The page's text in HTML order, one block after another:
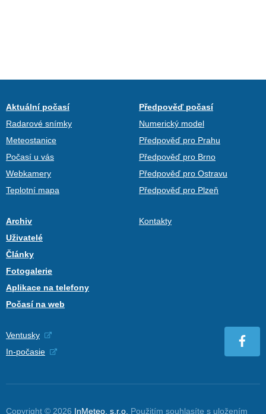
Aktuální počasí
Radarové snímky
Meteostanice
Počasí u vás
Webkamery
Teplotní mapa
Předpověď počasí
Numerický model
Předpověď pro Prahu
Předpověď pro Brno
Předpověď pro Ostravu
Předpověď pro Plzeň
Archiv
Uživatelé
Články
Fotogalerie
Aplikace na telefony
Počasí na web
Kontakty
Ventusky
In-počasie
Copyright © 2026 InMeteo, s.r.o. Použitím souhlasíte s uložením